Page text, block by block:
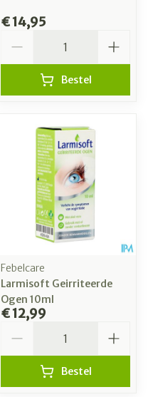
€ 14,95
Bestel
Febelcare
Larmisoft Geirriteerde
Ogen 10ml
€ 12,99
Bestel